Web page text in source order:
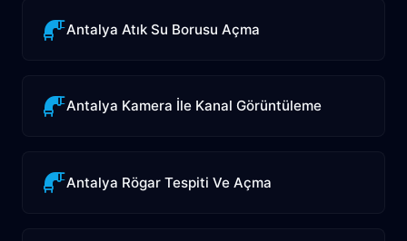
Antalya Atık Su Borusu Açma
Antalya Kamera İle Kanal Görüntüleme
Antalya Rögar Tespiti Ve Açma